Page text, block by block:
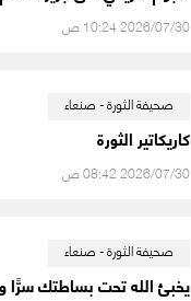
2026/07/30 10:24 ص
صحيفة الثورة - صنعاء
كاريكاتير الثورة
2026/07/30 08:42 ص
صحيفة الثورة - صنعاء
يخبئ الله تحت بساطتك سرًّا